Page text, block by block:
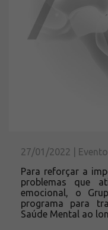
Solicite um orçamento
Blog
ESG
Trabalhe conosco
27/01/2022 |
Para reforçar a
problemas que
emocional, o
programa para
Saúde Mental ao